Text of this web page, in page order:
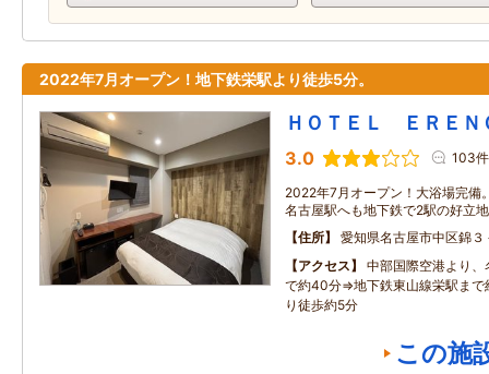
2022年7月オープン！地下鉄栄駅より徒歩5分。
ＨＯＴＥＬ ＥＲＥＮ
3.0 103件
2022年7月オープン！大浴場完備
名古屋駅へも地下鉄で2駅の好立
住所
愛知県名古屋市中区錦３
アクセス
中部国際空港より
で約40分⇒地下鉄東山線栄駅ま
り徒歩約5分
この施